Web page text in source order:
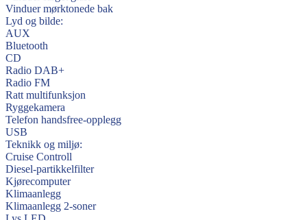
Vinduer mørktonede bak
Lyd og bilde:
AUX
Bluetooth
CD
Radio DAB+
Radio FM
Ratt multifunksjon
Ryggekamera
Telefon handsfree-opplegg
USB
Teknikk og miljø:
Cruise Controll
Diesel-partikkelfilter
Kjørecomputer
Klimaanlegg
Klimaanlegg 2-soner